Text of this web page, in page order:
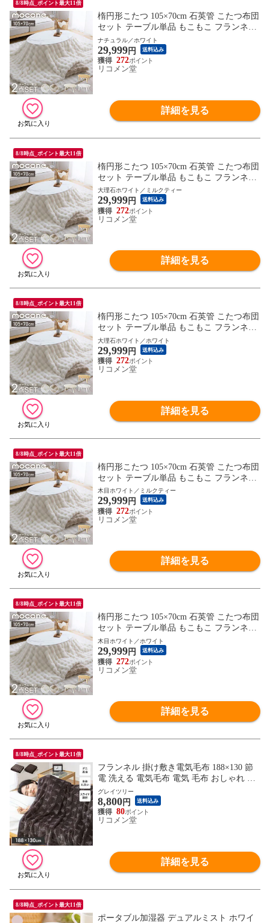
8/8時点_ポイント最大11倍
楕円形こたつ 105×70cm 石英管 こたつ布団
セット テーブル単品 もこもこ フランネル
こたつテーブル 楕円形 こたつ テーブル ヴ
ィンテージ こたつ 掛け布団 センターテー
ブル【送料無料】
ナチュラル／ホワイト
29,999円 送料込み
272
リコメン堂
詳細を見る
8/8時点_ポイント最大11倍
楕円形こたつ 105×70cm 石英管 こたつ布団
セット テーブル単品 もこもこ フランネル
こたつテーブル 楕円形 こたつ テーブル ヴ
ィンテージ こたつ 掛け布団 センターテー
ブル【送料無料】
大理石ホワイト／ミルクティー
29,999円 送料込み
272
リコメン堂
詳細を見る
8/8時点_ポイント最大11倍
楕円形こたつ 105×70cm 石英管 こたつ布団
セット テーブル単品 もこもこ フランネル
こたつテーブル 楕円形 こたつ テーブル ヴ
ィンテージ こたつ 掛け布団 センターテー
ブル【送料無料】
大理石ホワイト／ホワイト
29,999円 送料込み
272
リコメン堂
詳細を見る
8/8時点_ポイント最大11倍
楕円形こたつ 105×70cm 石英管 こたつ布団
セット テーブル単品 もこもこ フランネル
こたつテーブル 楕円形 こたつ テーブル ヴ
ィンテージ こたつ 掛け布団 センターテー
ブル【送料無料】
木目ホワイト／ミルクティー
29,999円 送料込み
272
リコメン堂
詳細を見る
8/8時点_ポイント最大11倍
楕円形こたつ 105×70cm 石英管 こたつ布団
セット テーブル単品 もこもこ フランネル
こたつテーブル 楕円形 こたつ テーブル ヴ
ィンテージ こたつ 掛け布団 センターテー
ブル【送料無料】
木目ホワイト／ホワイト
29,999円 送料込み
272
リコメン堂
詳細を見る
8/8時点_ポイント最大11倍
フランネル 掛け敷き電気毛布 188×130 節
電 洗える 電気毛布 電気 毛布 おしゃれ 抗
菌 防臭 防ダニ 本体丸洗い 室温センサー
ダニ退治 省エネ 冬 防寒
グレイツリー
8,800円 送料込み
80
リコメン堂
詳細を見る
8/8時点_ポイント最大11倍
ポータブル加湿器 デュアルミスト ホワイ